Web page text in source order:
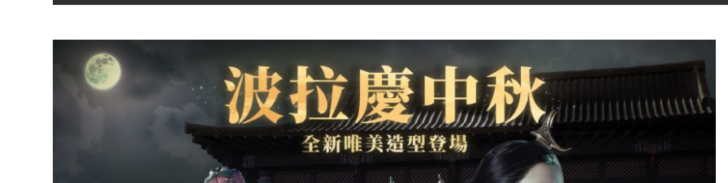
家
達
人
No.1